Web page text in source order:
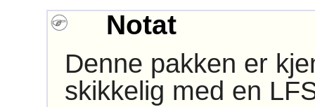
Notat
Denne pakken er
skikkelig med en